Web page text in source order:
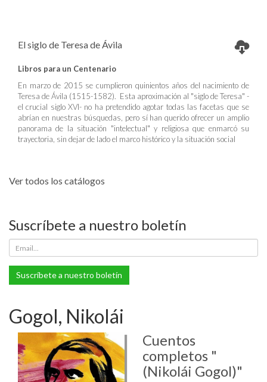
El siglo de Teresa de Ávila
Libros para un Centenario
En marzo de 2015 se cumplieron quinientos años del nacimiento de
Teresa de Ávila (1515-1582). Esta aproximación al "siglo de Teresa" -
el crucial siglo XVI- no ha pretendido agotar todas las facetas que se
abrían en nuestras búsquedas, pero sí han querido ofrecer un amplio
panorama de la situación "intelectual" y religiosa que enmarcó su
trayectoria, sin dejar de lado el marco histórico y la situación social
Ver todos los catálogos
Suscríbete a nuestro boletín
Suscríbete a nuestro boletín
Gogol, Nikolái
Cuentos
completos "
(Nikolái Gogol)"